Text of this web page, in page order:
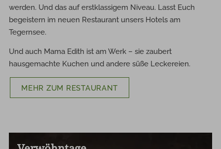
werden. Und das auf erstklassigem Niveau. Lasst Euch
begeistern im neuen Restaurant unsers Hotels am
Tegernsee.
Und auch Mama Edith ist am Werk – sie zaubert
hausgemachte Kuchen und andere süße Leckereien.
MEHR ZUM RESTAURANT